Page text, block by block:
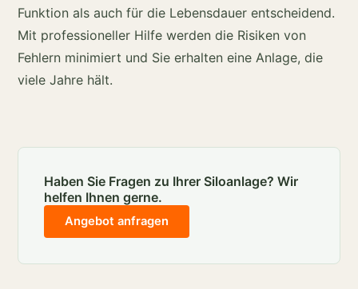
Funktion als auch für die Lebensdauer entscheidend.
Mit professioneller Hilfe werden die Risiken von
Fehlern minimiert und Sie erhalten eine Anlage, die
viele Jahre hält.
Haben Sie Fragen zu Ihrer Siloanlage? Wir
helfen Ihnen gerne.
Angebot anfragen